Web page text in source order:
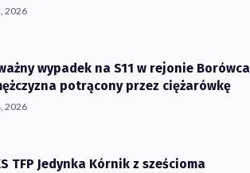
2026
wypadek na S11 w rejonie Borówca
potrącony przez ciężarówkę
2026
TFP Jedynka Kórnik z sześcioma